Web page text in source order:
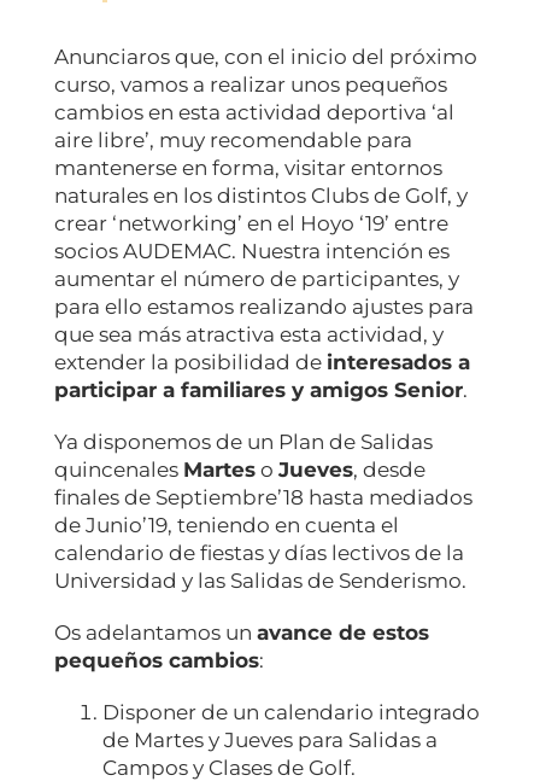
Anunciaros que, con el inicio del próximo
curso, vamos a realizar unos pequeños
cambios en esta actividad deportiva ‘al
aire libre’, muy recomendable para
mantenerse en forma, visitar entornos
naturales en los distintos Clubs de Golf, y
crear ‘networking’ en el Hoyo ‘19’ entre
socios AUDEMAC. Nuestra intención es
aumentar el número de participantes, y
para ello estamos realizando ajustes para
que sea más atractiva esta actividad, y
extender la posibilidad de interesados a
participar a familiares y amigos Senior.
Ya disponemos de un Plan de Salidas
quincenales Marteso Jueves, desde
finales de Septiembre’18 hasta mediados
de Junio’19, teniendo en cuenta el
calendario de fiestas y días lectivos de la
Universidad y las Salidas de Senderismo.
Os adelantamos un avance de estos
pequeños cambios:
Disponer de un calendario integrado
de Martes y Jueves para Salidas a
Campos y Clases de Golf.